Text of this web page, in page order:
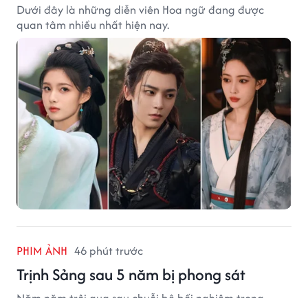
Dưới đây là những diễn viên Hoa ngữ đang được
quan tâm nhiều nhất hiện nay.
PHIM ẢNH 46 phút trước
Trịnh Sảng sau 5 năm bị phong sát